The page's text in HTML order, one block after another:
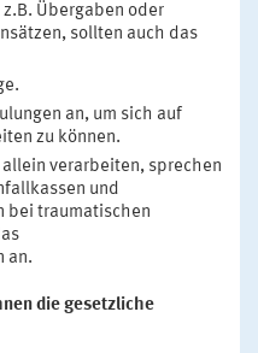
Übergaben oder
sollten auch das
an, um sich auf
zu können.
verarbeiten, sprechen
und
bei traumatischen
an.
die gesetzliche